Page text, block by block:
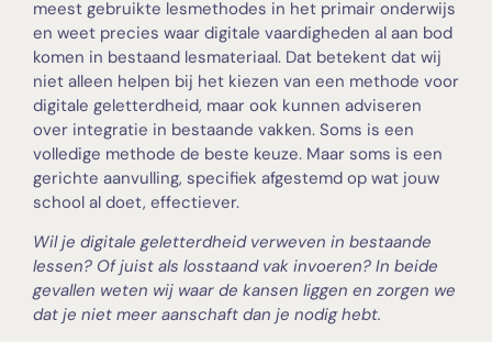
meest gebruikte lesmethodes in het primair onderwijs
en weet precies waar digitale vaardigheden al aan bod
komen in bestaand lesmateriaal. Dat betekent dat wij
niet alleen helpen bij het kiezen van een methode voor
digitale geletterdheid, maar ook kunnen adviseren
over integratie in bestaande vakken. Soms is een
volledige methode de beste keuze. Maar soms is een
gerichte aanvulling, specifiek afgestemd op wat jouw
school al doet, effectiever.
Wil je digitale geletterdheid verweven in bestaande
lessen? Of juist als losstaand vak invoeren? In beide
gevallen weten wij waar de kansen liggen en zorgen we
dat je niet meer aanschaft dan je nodig hebt.